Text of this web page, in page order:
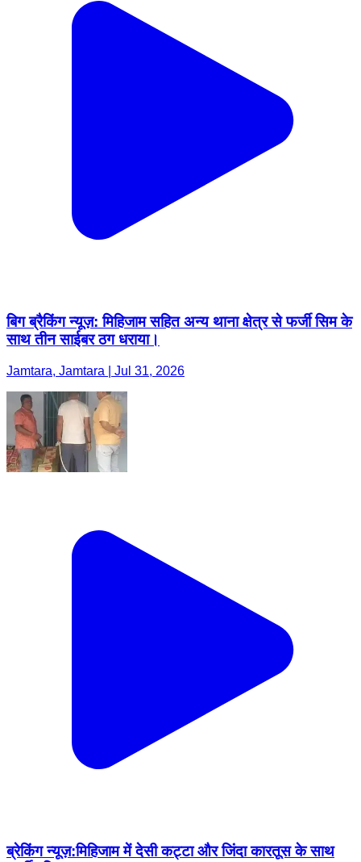
बिग ब्रैकिंग न्यूज़: मिहिजाम सहित अन्य थाना क्षेत्र से फर्जी सिम के
साथ तीन साईबर ठग धराया।
Jamtara, Jamtara | Jul 31, 2026
ब्रेकिंग न्यूज़:मिहिजाम में देसी कट्टा और जिंदा कारतूस के साथ